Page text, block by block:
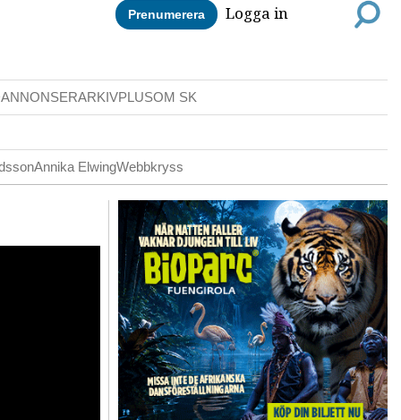
Prenumerera Logga in
ARKIVPLUSOM SK
Annika ElwingWebbkryss